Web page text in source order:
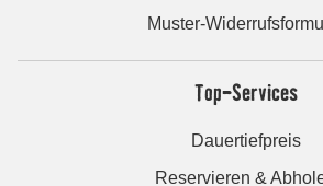
Muster-
Top-Services
Dauertiefpreis
Reservieren &